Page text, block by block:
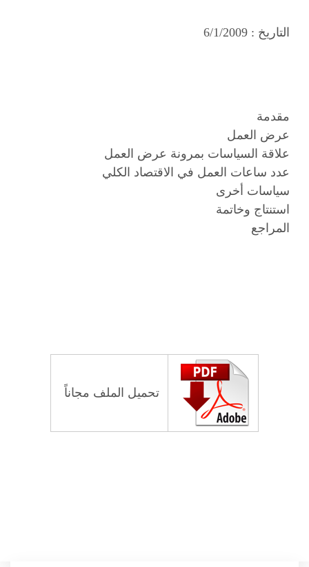
التاريخ :6/1/2009
مقدمة
عرض العمل
علاقة السياسات بمرونة عرض العمل
عدد ساعات العمل في الاقتصاد الكلي
سياسات أخرى
استنتاج وخاتمة
المراجع
تحميل الملف مجاناً